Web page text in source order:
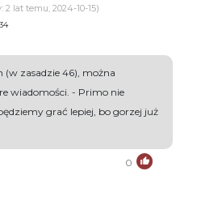
lat temu, 2024-10-15)
(w zasadzie 46), można
wiadomości. - Primo nie
grać lepiej, bo gorzej już
0